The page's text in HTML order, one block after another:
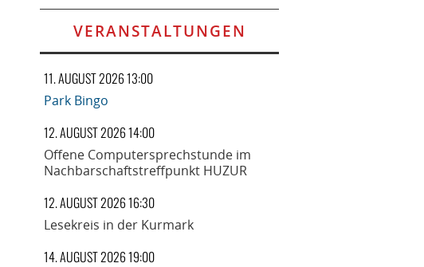
VERANSTALTUNGEN
11. AUGUST 2026 13:00
Park Bingo
12. AUGUST 2026 14:00
Offene Computersprechstunde im
Nachbarschaftstreffpunkt HUZUR
12. AUGUST 2026 16:30
Lesekreis in der Kurmark
14. AUGUST 2026 19:00